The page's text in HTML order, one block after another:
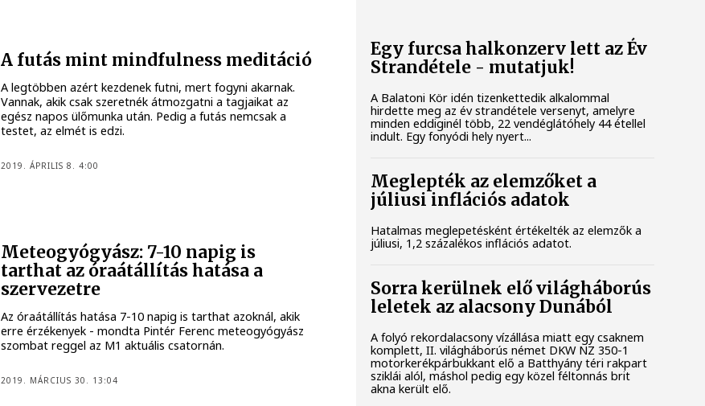
A futás mint mindfulness meditáció
A legtöbben azért kezdenek futni, mert fogyni akarnak.
Vannak, akik csak szeretnék átmozgatni a tagjaikat az
egész napos ülőmunka után. Pedig a futás nemcsak a
testet, az elmét is edzi.
2019. ÁPRILIS 8. 4:00
Meteogyógyász: 7-10 napig is
tarthat az óraátállítás hatása a
szervezetre
Az óraátállítás hatása 7-10 napig is tarthat azoknál, akik
erre érzékenyek - mondta Pintér Ferenc meteogyógyász
szombat reggel az M1 aktuális csatornán.
2019. MÁRCIUS 30. 13:04
Egy furcsa halkonzerv lett az Év
Strandétele - mutatjuk!
A Balatoni Kör idén tizenkettedik alkalommal
hirdette meg az év strandétele versenyt, amelyre
minden eddiginél több, 22 vendéglátóhely 44 étellel
indult. Egy fonyódi hely nyert...
Meglepték az elemzőket a
júliusi inflációs adatok
Hatalmas meglepetésként értékelték az elemzők a
júliusi, 1,2 százalékos inflációs adatot.
Sorra kerülnek elő világháborús
leletek az alacsony Dunából
A folyó rekordalacsony vízállása miatt egy csaknem
komplett, II. világháborús német DKW NZ 350-1
motorkerékpárbukkant elő a Batthyány téri rakpart
sziklái alól, máshol pedig egy közel féltonnás brit
akna került elő.